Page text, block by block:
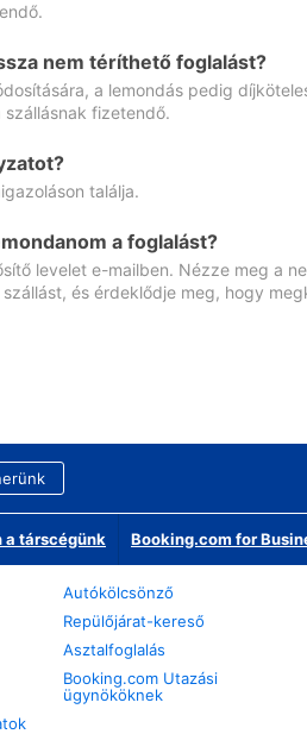
nem téríthető foglalást?
a lemondás pedig
fizetendő.
találja.
a foglalást?
levelet e-mailben. Nézze meg a
és érdeklődje meg, hogy
a társcégünk Booking.com for
Autókölcsönző
Repülőjárat-kereső
Asztalfoglalás
Booking.com Utazási
ügynököknek